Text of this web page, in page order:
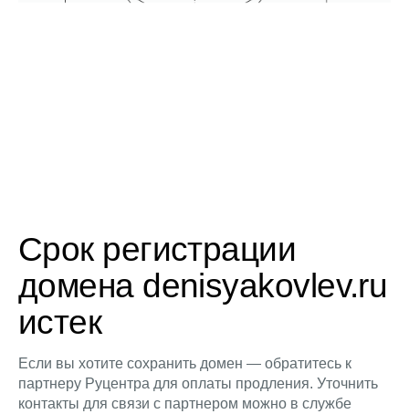
Срок регистрации
домена denisyakovlev.ru
истек
Если вы хотите сохранить домен — обратитесь к
партнеру Руцентра для оплаты продления. Уточнить
контакты для связи с партнером можно в службе